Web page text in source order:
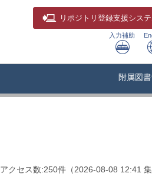
リポジトリ 登録支援シス
入力補助
附属図
アクセス数:250件 （2026-08-08 12:41